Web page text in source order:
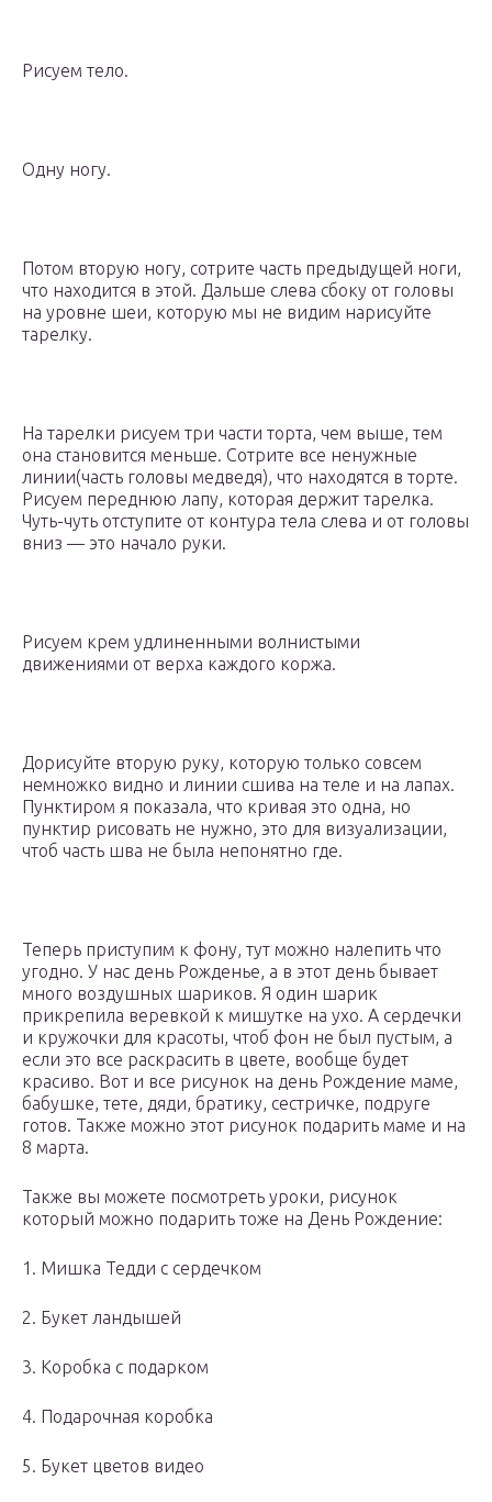
Рисуем тело.
Одну ногу.
Потом вторую ногу, сотрите часть предыдущей ноги,
что находится в этой. Дальше слева сбоку от головы
на уровне шеи, которую мы не видим нарисуйте
тарелку.
На тарелки рисуем три части торта, чем выше, тем
она становится меньше. Сотрите все ненужные
линии(часть головы медведя), что находятся в торте.
Рисуем переднюю лапу, которая держит тарелка.
Чуть-чуть отступите от контура тела слева и от головы
вниз — это начало руки.
Рисуем крем удлиненными волнистыми
движениями от верха каждого коржа.
Дорисуйте вторую руку, которую только совсем
немножко видно и линии сшива на теле и на лапах.
Пунктиром я показала, что кривая это одна, но
пунктир рисовать не нужно, это для визуализации,
чтоб часть шва не была непонятно где.
Теперь приступим к фону, тут можно налепить что
угодно. У нас день Рожденье, а в этот день бывает
много воздушных шариков. Я один шарик
прикрепила веревкой к мишутке на ухо. А сердечки
и кружочки для красоты, чтоб фон не был пустым, а
если это все раскрасить в цвете, вообще будет
красиво. Вот и все рисунок на день Рождение маме,
бабушке, тете, дяди, братику, сестричке, подруге
готов. Также можно этот рисунок подарить маме и на
8 марта.
Также вы можете посмотреть уроки, рисунок
который можно подарить тоже на День Рождение:
1. Мишка Тедди с сердечком
2. Букет ландышей
3. Коробка с подарком
4. Подарочная коробка
5. Букет цветов видео